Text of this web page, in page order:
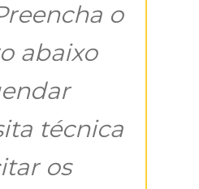
o
abaixo
técnica
os